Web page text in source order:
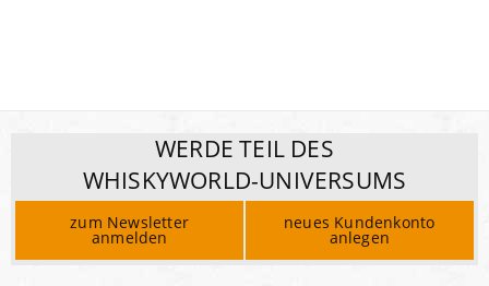
WERDE TEIL DES
WHISKYWORLD-UNIVERSUMS
zum Newsletter
anmelden
neues Kundenkonto
anlegen